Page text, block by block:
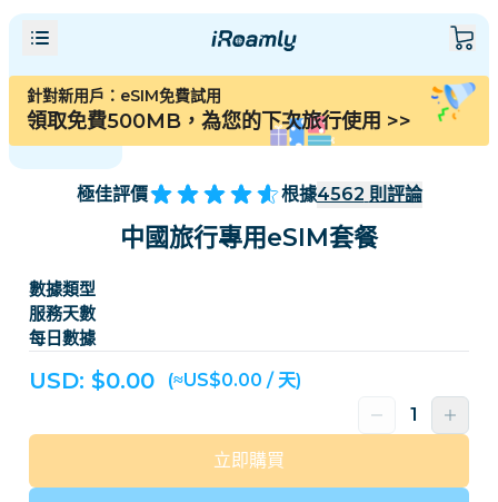
針對新用戶：eSIM免費試用
領取免費500MB，為您的下次旅行使用 >>
極佳評價 根據4562 則評論
中國旅行專用eSIM套餐
數據類型
服務天數
每日數據
USD: $0.00 (≈US$0.00 / 天)
立即購買